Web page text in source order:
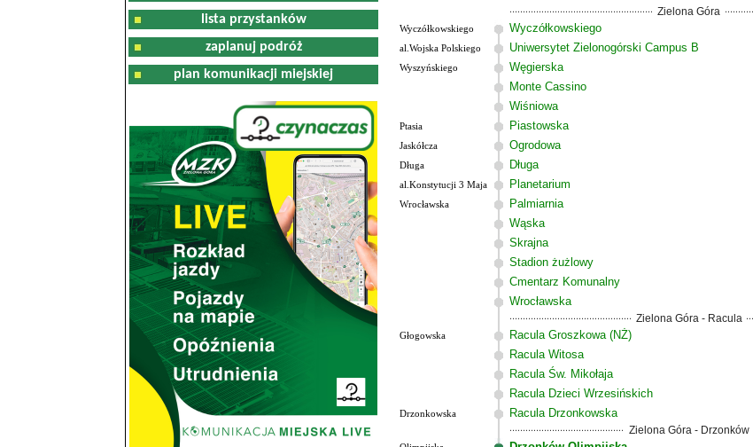
lista przystanków
zaplanuj podróż
plan komunikacji miejskiej
Zielona Góra
Wyczółkowskiego Wyczółkowskiego
al.Wojska Polskiego Uniwersytet Zielonogórski Campus B
Wyszyńskiego Węgierska
Monte Cassino
Wiśniowa
Ptasia Piastowska
Jaskółcza Ogrodowa
Długa Długa
al.Konstytucji 3 Maja Planetarium
Wrocławska Palmiarnia
Wąska
Skrajna
Stadion żużlowy
Cmentarz Komunalny
Wrocławska
Zielona Góra - Racula
Głogowska Racula Groszkowa (NŻ)
Racula Witosa
Racula Św. Mikołaja
Racula Dzieci Wrzesińskich
Drzonkowska Racula Drzonkowska
Zielona Góra - Drzonków